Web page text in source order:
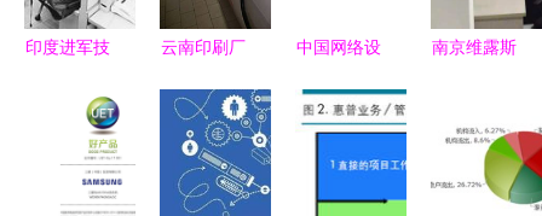
印度进军技
业 欲成为
世界工厂
计算机技术
云南印刷厂
传承与尖端
计算机技术
的深度融合
中国网络设
及发展方向
聚焦八方资
南京维露斯
技术咨询引
领数字化转